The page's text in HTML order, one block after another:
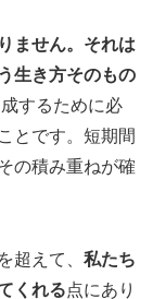
ません。それは
生き方そのもの
するために必
とです。短期間
の積み重ねが確
超えて、 私たち
くれる点にあり